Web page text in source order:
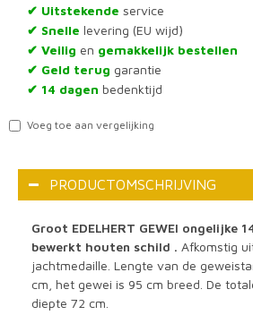
✔ Uitstekende service
✔ Snelle levering (EU wijd)
✔ Veilig en gemakkelijk bestellen
✔ Geld terug garantie
✔ 14 dagen bedenktijd
Voeg toe aan vergelijking
PRODUCTOMSCHRIJVING
Groot EDELHERT GEWEI ongelijke
bewerkt houten schild . Afkomstig
jachtmedaille. Lengte van de
cm, het gewei is 95 cm breed. De
diepte 72 cm.